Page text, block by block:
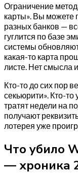
Ограничение
карты». Вы можете
разных банков —
гуглится по базе
системы
какая-то карта
листе. Нет смысла
Кто-то до сих пор
секьюрити». Кто-
тратят недели на
получают
лотерея уже
Что убило
— хроника